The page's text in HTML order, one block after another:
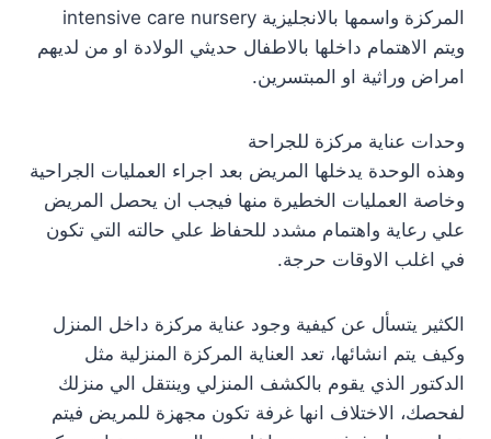
المركزة واسمها بالانجليزية intensive care nursery
ويتم الاهتمام داخلها بالاطفال حديثي الولادة او من لديهم
امراض وراثية او المبتسرين.
وحدات عناية مركزة للجراحة
وهذه الوحدة يدخلها المريض بعد اجراء العمليات الجراحية
وخاصة العمليات الخطيرة منها فيجب ان يحصل المريض
علي رعاية واهتمام مشدد للحفاظ علي حالته التي تكون
في اغلب الاوقات حرجة.
الكثير يتسأل عن كيفية وجود عناية مركزة داخل المنزل
وكيف يتم انشائها، تعد العناية المركزة المنزلية مثل
الدكتور الذي يقوم بالكشف المنزلي وينتقل الي منزلك
لفحصك، الاختلاف انها غرفة تكون مجهزة للمريض فيتم